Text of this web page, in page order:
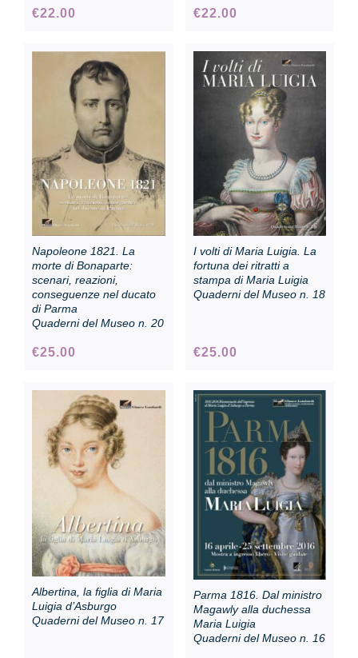
€22.00 €22.00
Napoleone 1821. La
morte di Bonaparte:
scenari, reazioni,
conseguenze nel ducato
di Parma
Quaderni del Museo n. 20
€25.00
I volti di Maria Luigia. La
fortuna dei ritratti a
stampa di Maria Luigia
Quaderni del Museo n. 18
€25.00
Albertina, la figlia di Maria
Luigia d’Asburgo
Quaderni del Museo n. 17
Parma 1816. Dal ministro
Magawly alla duchessa
Maria Luigia
Quaderni del Museo n. 16